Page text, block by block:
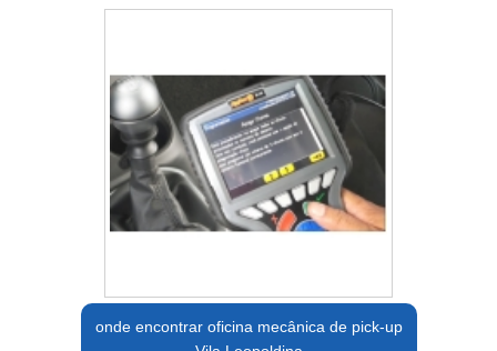
onde encontrar oficina mecânica de pick-up